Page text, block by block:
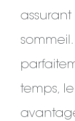
temps,